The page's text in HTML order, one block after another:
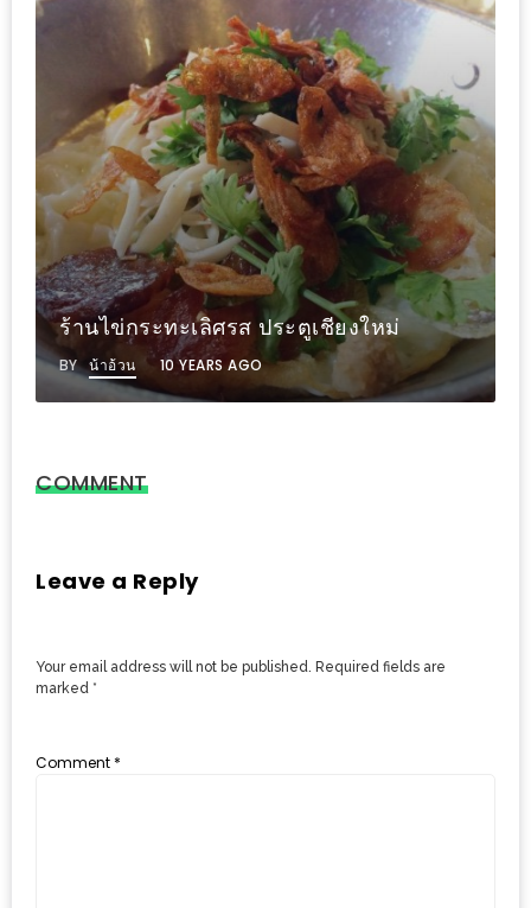
งาน
เดียว
ทั้ง
ช้อป
กิน
เที่ยว
พร้อม
โปร
โม
ชั่น
สำหรับ
คน
มากมาย
MY
TIMELINE
ร้านไข่กระทะเลิศรส ประตูเชียงใหม่
BY น้าอ้วน 10 YEARS AGO
COMMENT
Leave a Reply
Your email address will not be published. Required fields are
marked *
Comment *